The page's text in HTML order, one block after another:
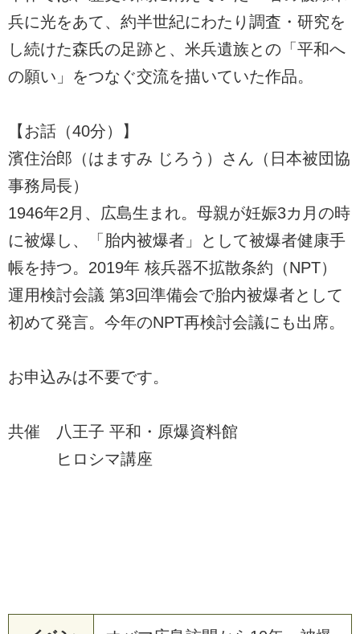
兵に光をあて、約半世紀にわたり調査・研究を
し続けた森氏の足跡と、米兵遺族との「平和へ
の願い」をつなぐ交流を描いていた作品。
【お話（40分）】
濱住治郎（はますみ じろう）さん（日本被団協
事務局長）
1946年2月、広島生まれ。母親が妊娠3カ月の時
に被爆し、「胎内被爆者」として被爆者健康手
帳を持つ。2019年 核兵器不拡散条約（NPT）
運用検討会議 第3回準備会で胎内被爆者として
初めて発言。今年のNPT再検討会議にも出席。
お申込みは不要です。
共催 八王子 平和・原爆資料館
ヒロシマ講座